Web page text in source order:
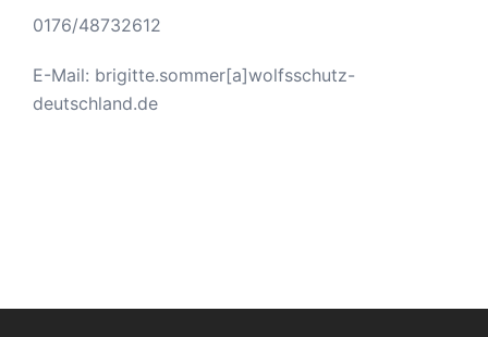
0176/48732612
E-Mail: brigitte.sommer[a]wolfsschutz-
deutschland.de